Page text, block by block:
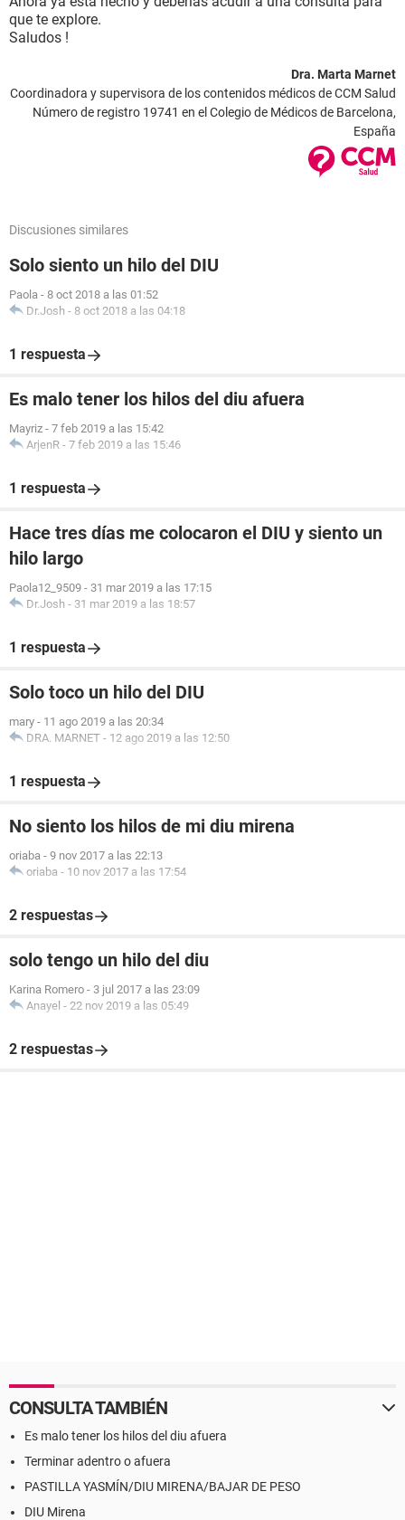
que te explore.
Saludos !
Dra. Marta Marnet
Coordinadora y supervisora de los contenidos médicos de CCM Salud
Número de registro 19741 en el Colegio de Médicos de Barcelona,
España
Discusiones similares
Solo siento un hilo del DIU
Paola - 8 oct 2018 a las 01:52
Dr.Josh - 8 oct 2018 a las 04:18
1 respuesta
Es malo tener los hilos del diu afuera
Mayriz - 7 feb 2019 a las 15:42
ArjenR - 7 feb 2019 a las 15:46
1 respuesta
Hace tres días me colocaron el DIU y siento un
hilo largo
Paola12_9509 - 31 mar 2019 a las 17:15
Dr.Josh - 31 mar 2019 a las 18:57
1 respuesta
Solo toco un hilo del DIU
mary - 11 ago 2019 a las 20:34
DRA. MARNET - 12 ago 2019 a las 12:50
1 respuesta
No siento los hilos de mi diu mirena
oriaba - 9 nov 2017 a las 22:13
oriaba - 10 nov 2017 a las 17:54
2 respuestas
solo tengo un hilo del diu
Karina Romero - 3 jul 2017 a las 23:09
Anayel - 22 nov 2019 a las 05:49
2 respuestas
CONSULTA TAMBIÉN
Es malo tener los hilos del diu afuera
Terminar adentro o afuera
PASTILLA YASMÍN/DIU MIRENA/BAJAR DE PESO
DIU Mirena